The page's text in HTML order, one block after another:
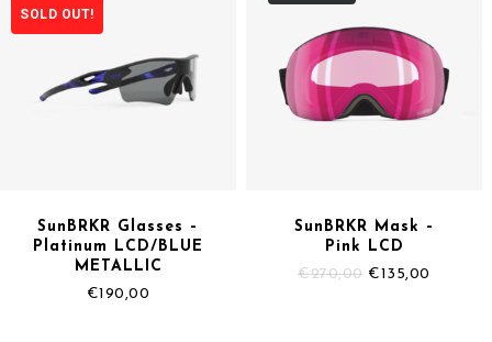
SOLD OUT!
SunBRKR Glasses –
Platinum LCD/BLUE
METALLIC
€190,00
SunBRKR Mask –
Pink LCD
€270,00 Il
€135,00